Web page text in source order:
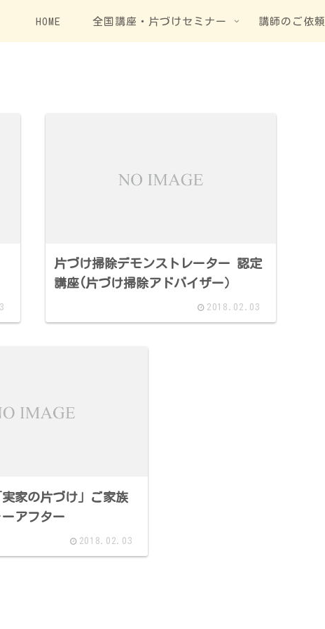
HOME 全国講座・片づけセミナー 講師のご依頼
片づけ掃除デモンストレーター 認定
講座(片づけ掃除アドバイザー）
2018.02.03
家の片づけ」ご家族
アフター
2018.02.03